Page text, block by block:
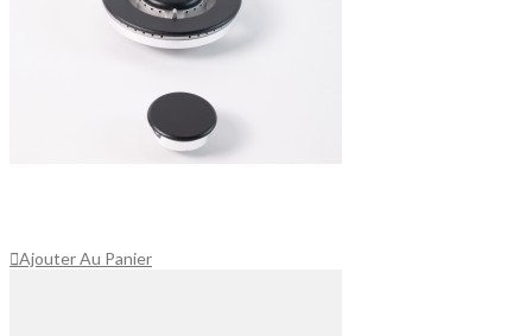
Ajouter Au Panier